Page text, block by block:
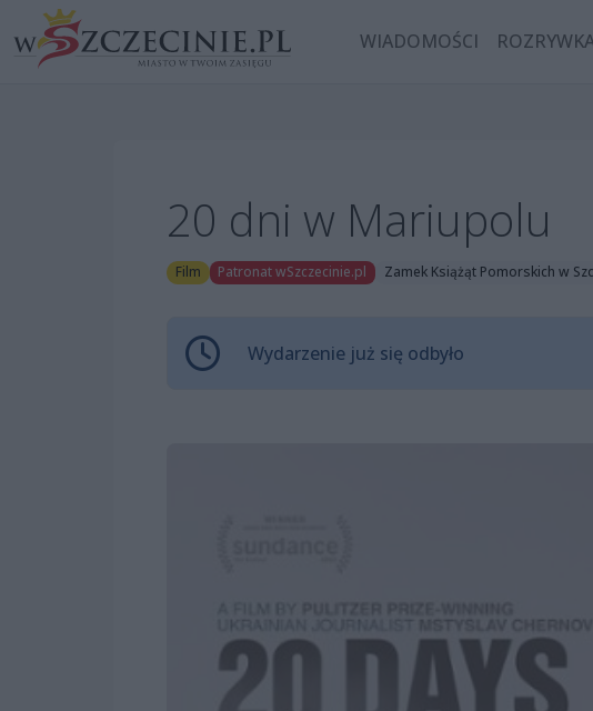
WIADOMOŚCI
20 dni w Mariupolu
Film Patronat wSzczecinie.pl Zamek Książąt Pomorskich w
Wydarzenie już się odbyło